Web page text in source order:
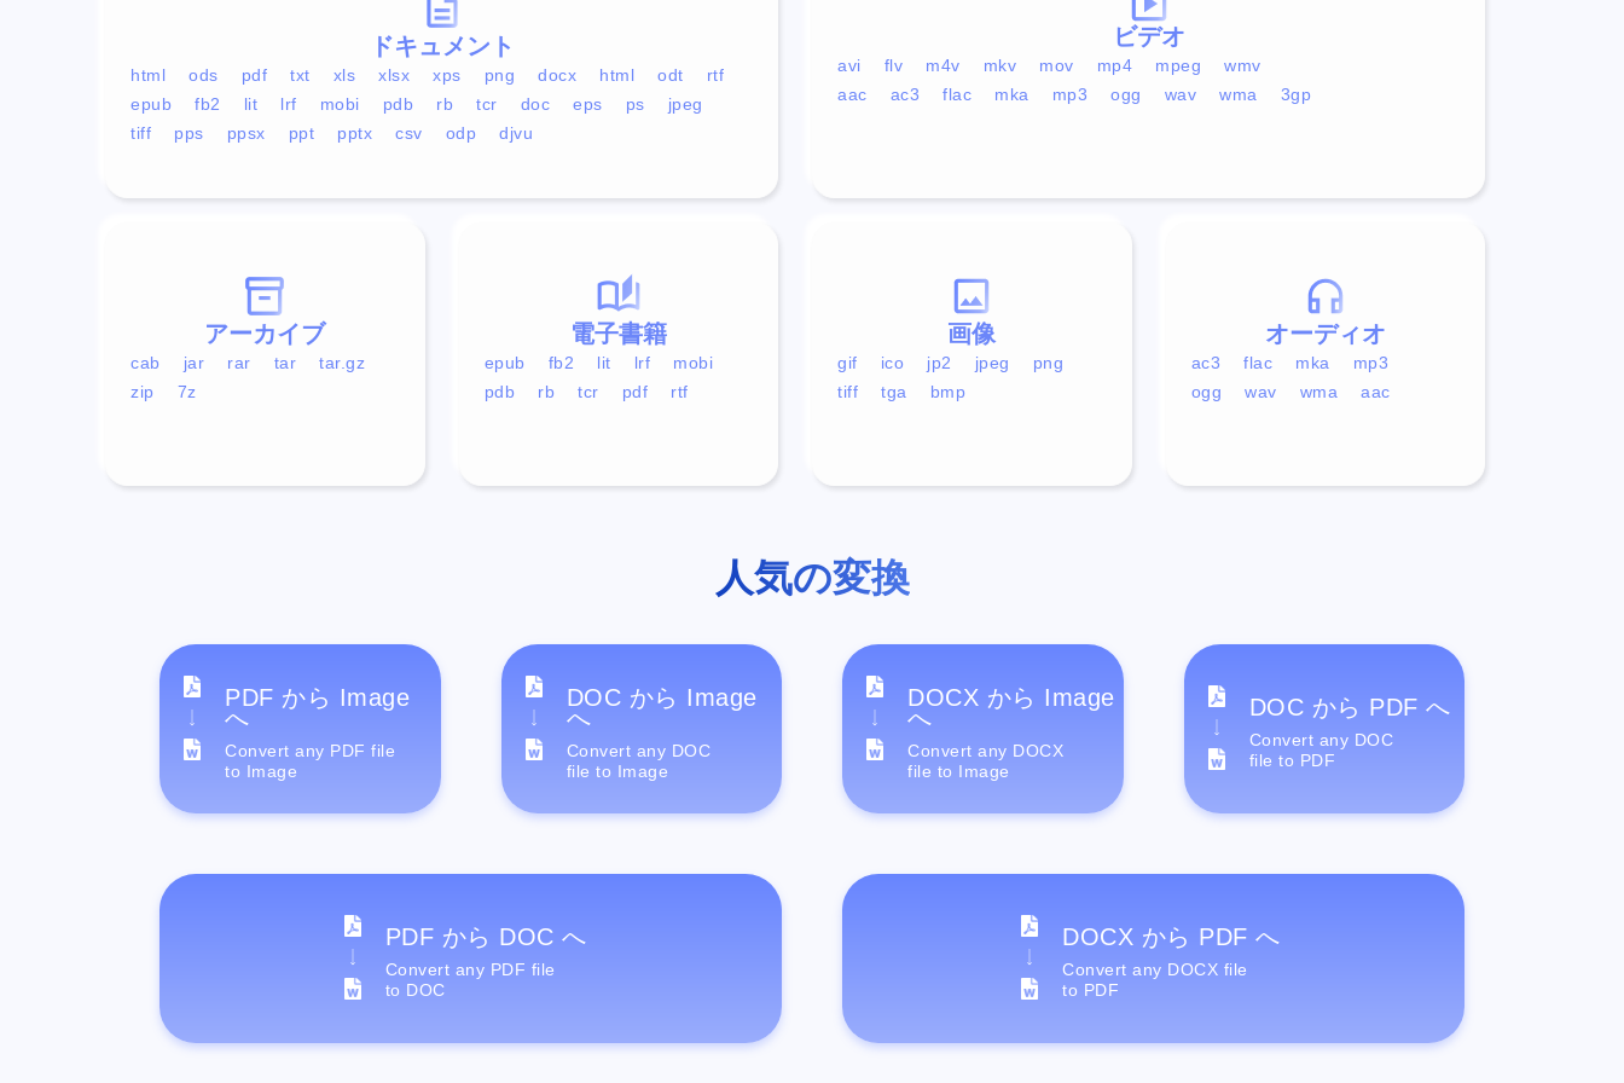
ドキュメント
html ods pdf txt xls xlsx xps png docx html odt
rtf
epub
fb2 lit lrf mobi pdb rb tcr doc eps ps
jpeg
tiff
pps ppsx ppt pptx csv odp djvu
ビデオ
avi flv m4v mkv mov mp4 mpeg
wmv
aac
ac3 flac mka mp3 ogg wav wma 3gp
オーディオ
ac3 flac mka
mp3
ogg
wav wma aac
画像
gif ico jp2 jpeg
png
tiff
tga bmp
電子書籍
epub fb2 lit lrf
mobi
pdb
rb tcr pdf rtf
アーカイブ
cab jar rar tar
tar.gz
zip
7z
人気の変換
PDF から Image
へ
Convert any PDF file
to Image
DOC から Image
へ
Convert any DOC
file to Image
DOCX から Image
へ
Convert any DOCX
file to Image
DOC から PDF へ
Convert any DOC
file to PDF
PDF から DOC へ
Convert any PDF file
to DOC
DOCX から PDF へ
Convert any DOCX file
to PDF